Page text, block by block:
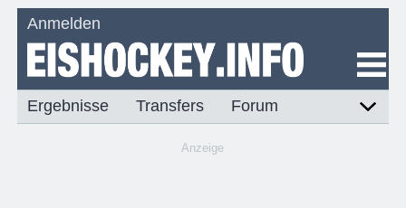
Anmelden
Ergebnisse Transfers Forum
Anzeige